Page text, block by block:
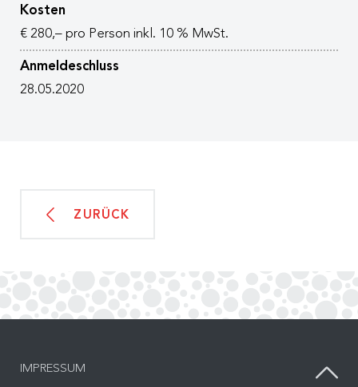
Kosten
€ 280,– pro Person inkl. 10 % MwSt.
Anmeldeschluss
28.05.2020
ZURÜCK
IMPRESSUM